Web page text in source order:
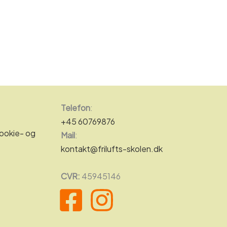
og
Telefon:
+45 60769876
Mail:
kontakt@frilufts-skolen.dk
CVR: 45945146